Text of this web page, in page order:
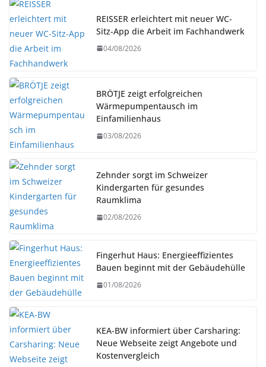
REISSER erleichtert mit neuer WC-
Sitz-App die Arbeit im Fachhandwerk
04/08/2026
BRÖTJE zeigt erfolgreichen
Wärmepumpentausch im
Einfamilienhaus
03/08/2026
Zehnder sorgt im Schweizer
Kindergarten für gesundes
Raumklima
02/08/2026
Fingerhut Haus: Energieeffizientes
Bauen beginnt mit der Gebäudehülle
01/08/2026
KEA-BW informiert über Carsharing:
Neue Webseite zeigt Angebote und
Kostenvergleich